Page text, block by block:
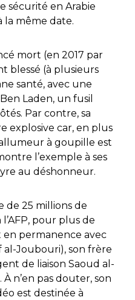
sécurité en Arabie
la même date.
mort (en 2017 par
blessé (à plusieurs
santé, avec une
Laden, un fusil
Par contre, sa
explosive car, en plus
à goupille est
l’exemple à ses
au déshonneur.
de 25 millions de
pour plus de
en permanence avec
Joubouri), son frère
de liaison Saoud al-
n’en pas douter, son
est destinée à